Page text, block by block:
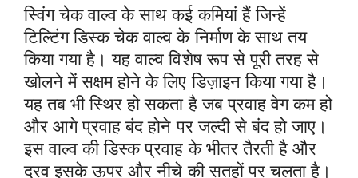
स्विंग चेक वाल्व के साथ कई कमियां हैं जिन्हें
टिल्टिंग डिस्क चेक वाल्व के निर्माण के साथ तय
किया गया है। यह वाल्व विशेष रूप से पूरी तरह से
खोलने में सक्षम होने के लिए डिज़ाइन किया गया है।
यह तब भी स्थिर हो सकता है जब प्रवाह वेग कम हो
और आगे प्रवाह बंद होने पर जल्दी से बंद हो जाए।
इस वाल्व की डिस्क प्रवाह के भीतर तैरती है और
द्रव इसके ऊपर और नीचे की सतहों पर चलता है।